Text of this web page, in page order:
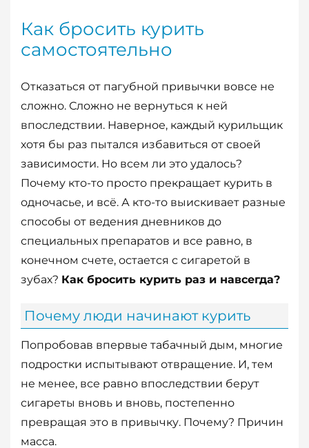
Как бросить курить
самостоятельно
Отказаться от пагубной привычки вовсе не
сложно. Сложно не вернуться к ней
впоследствии. Наверное, каждый курильщик
хотя бы раз пытался избавиться от своей
зависимости. Но всем ли это удалось?
Почему кто-то просто прекращает курить в
одночасье, и всё. А кто-то выискивает разные
способы от ведения дневников до
специальных препаратов и все равно, в
конечном счете, остается с сигаретой в
зубах? Как бросить курить раз и навсегда?
Почему люди начинают курить
Попробовав впервые табачный дым, многие
подростки испытывают отвращение. И, тем
не менее, все равно впоследствии берут
сигареты вновь и вновь, постепенно
превращая это в привычку. Почему? Причин
масса.